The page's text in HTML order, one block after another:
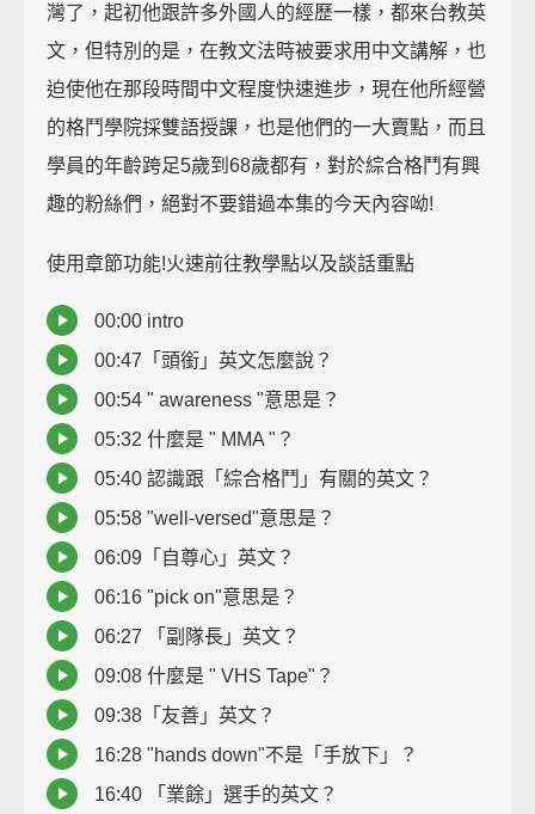
灣了，起初他跟許多外國人的經歷一樣，都來台教英
文，但特別的是，在教文法時被要求用中文講解，也
迫使他在那段時間中文程度快速進步，現在他所經營
的格鬥學院採雙語授課，也是他們的一大賣點，而且
學員的年齡跨足5歲到68歲都有，對於綜合格鬥有興
趣的粉絲們，絕對不要錯過本集的今天內容呦!
使用章節功能!火速前往教學點以及談話重點
00:00 intro
00:47「頭銜」英文怎麼說？
00:54 " awareness "意思是？
05:32 什麼是 " MMA "？
05:40 認識跟「綜合格鬥」有關的英文？
05:58 "well-versed"意思是？
06:09「自尊心」英文？
06:16 "pick on"意思是？
06:27 「副隊長」英文？
09:08 什麼是 " VHS Tape"？
09:38「友善」英文？
16:28 "hands down"不是「手放下」？
16:40 「業餘」選手的英文？